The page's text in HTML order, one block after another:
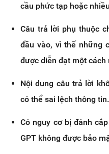
cầu phức tạp hoặc
Câu trả lời phụ thuộc
đầu vào, vì thế những
được diễn đạt một cách
Nội dung câu trả lời
có thể sai lệch thông tin.
Có nguy cơ bị đánh
GPT không được bảo